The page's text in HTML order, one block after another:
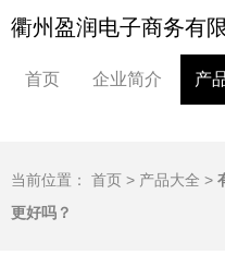
衢州盈润电子商务有
首页 企业简介 产
当前位置： 首页 > 产品大全 >
更好吗？